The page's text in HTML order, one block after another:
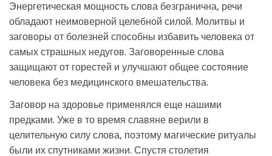
Энергетическая мощность слова безгранична, речи
обладают неимоверной целебной силой. Молитвы и
заговоры от болезней способны избавить человека от
самых страшных недугов. Заговоренные слова
защищают от горестей и улучшают общее состояние
человека без медицинского вмешательства.
Заговор на здоровье применялся еще нашими
предками. Уже в то время славяне верили в
целительную силу слова, поэтому магические ритуалы
были их спутниками жизни. Спустя столетия